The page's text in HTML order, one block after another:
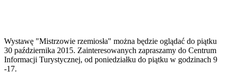
Wystawę "Mistrzowie rzemiosła" można będzie oglądać do piątku
30 października 2015. Zainteresowanych zapraszamy do Centrum
Informacji Turystycznej, od poniedziałku do piątku w godzinach 9
-17.